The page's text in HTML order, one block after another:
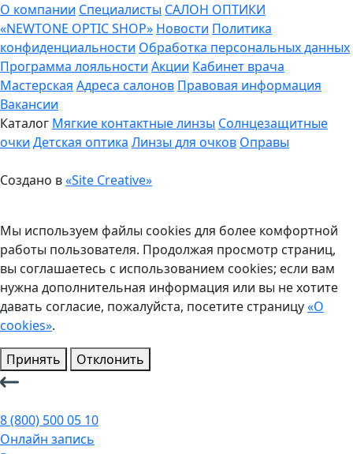
О компании Специалисты САЛОН ОПТИКИ
«NEWTONE OPTIC SHOP» Новости Политика
конфиденциальности Обработка персональных данных
Программа лояльности Акции Кабинет врача
Мастерская Адреса салонов Правовая информация
Вакансии
Каталог Мягкие контактные линзы Солнцезащитные
очки Детская оптика Линзы для очков Оправы
Создано в«Site Creative»
Мы используем файлы cookies для более комфортной
работы пользователя. Продолжая просмотр страниц,
вы соглашаетесь с использованием cookies; если вам
нужна дополнительная информация или вы не хотите
давать согласие, пожалуйста, посетите страницу«О
cookies».
Принять
Отклонить
8 (800) 500 05 10
Онлайн запись